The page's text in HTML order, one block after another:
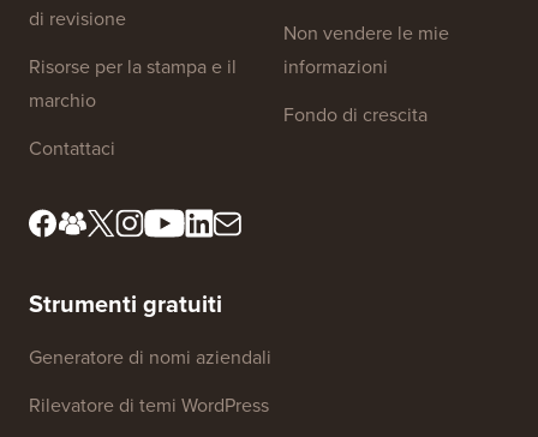
di revisione
Risorse per la stampa e il
marchio
Contattaci
Non vendere le mie
informazioni
Fondo di crescita
Strumenti gratuiti
Generatore di nomi aziendali
Rilevatore di temi WordPress